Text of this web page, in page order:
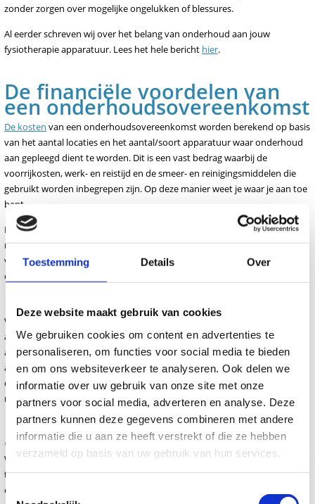
Toestemming Details Over
Deze website maakt gebruik van cookies
We gebruiken cookies om content en advertenties te
personaliseren, om functies voor social media te bieden
en om ons websiteverkeer te analyseren. Ook delen we
informatie over uw gebruik van onze site met onze
partners voor social media, adverteren en analyse. Deze
partners kunnen deze gegevens combineren met andere
informatie die u aan ze heeft verstrekt of die ze hebben
verzameld op basis van uw gebruik van hun services.
Toestemmingsselectie
zonder zorgen over mogelijke ongelukken of blessures.
Al eerder schreven wij over het belang van onderhoud aan jouw
fysiotherapie apparatuur. Lees het hele bericht hier.
De financiële voordelen van
een onderhoudsovereenkomst
De kosten van een onderhoudsovereenkomst worden berekend op basis
van het aantal locaties en het aantal/soort apparatuur waar onderhoud
aan gepleegd dient te worden. Dit is een vast bedrag waarbij de
voorrijkosten, werk- en reistijd en de smeer- en reinigingsmiddelen die
gebruikt worden inbegrepen zijn. Op deze manier weet je waar je aan toe
bent.
Het kan voorkomen dat er buiten het jaarlijks onderhoud een losse
reparatie nodig is. In dit geval betaal je geen €80,- maar €40,-
voorrijkosten wanneer je een onderhoudscontract bij ons hebt. Een
onderhoudsovereenkomst kan je op ieder moment opzeggen.
Beste prijslijst
Wanneer je een onderhoudscontract bij ons hebt word je toegevoegd
aan de beste prijslijst. Dat betekent dat bij alle materialen die je bij ons
aanschaft je altijd profiteert van de beste prijs. Deze prijslijst is gekoppeld
aan jouw account. Hiervoor dien jein te loggenop onze website. Zodra je
dat gedaan hebt, worden de beste prijzen zichtbaar en heb je de
mogelijkheid om achteraf te betalen.
Een onderhoudsovereenkomst
afsluiten
Wij komen graag met jou in contact om het onderhoud en de apparatuur
te bespreken. Gebaseerd op deze informatie maken wij een passende
onderhoudsovereenkomst.